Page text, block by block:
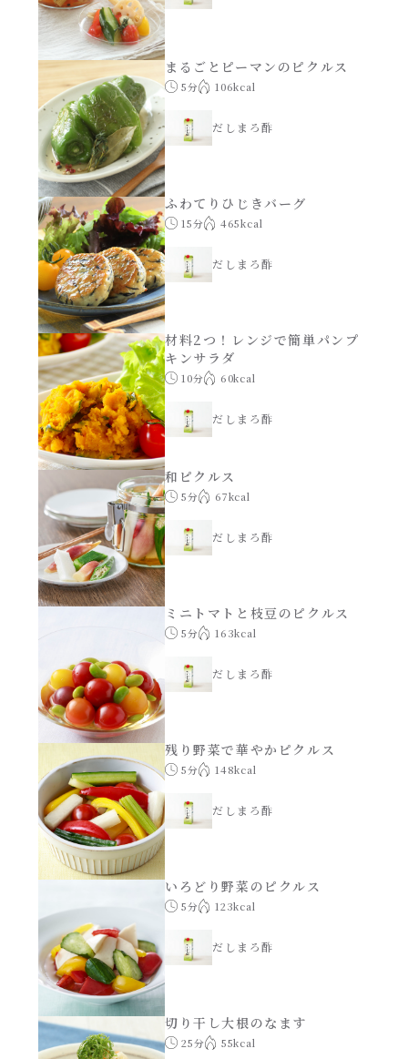
お弁当
お祝い
おつまみ/おやつ
主菜
副菜
ごはんもの
サラダ
スープ
本気中華
肉ピクキノピク
鍋
シャンタン粉末（シャンタンチーズニングを
含む）
パウチのまんまシリーズ
だしまろ麺
シャンタン鍋
おもてなし
BBQ/キャンプ
炊飯器
あえるハコネーゼペペロンチーノ
あえるハコネーゼたらこクリーム
シャンタンシリーズ
シャンタン粉末
創味のつゆ
創味のつゆあまくち
創味のつゆ減塩
京の和風だし
白だし
カレーだし
そうめんつゆ
すき焼のたれ
焼肉のたれ 初代
焼肉のたれ 二代目
やみつききゃべつの塩たれ
だしまろ酢
聖護院かぶらのもみじおろしぽん酢
ハコネーゼ 完熟トマト
ハコネーゼ 海老クリーム
ハコネーゼ ボロネーゼ
まるごとピーマンのピクルス
5分 106kcal
だしまろ酢
ふわてりひじきバーグ
15分 465kcal
だしまろ酢
材料2つ！レンジで簡単パンプ
キンサラダ
10分 60kcal
だしまろ酢
和ピクルス
5分 67kcal
だしまろ酢
ミニトマトと枝豆のピクルス
5分 163kcal
だしまろ酢
残り野菜で華やかピクルス
5分 148kcal
だしまろ酢
いろどり野菜のピクルス
5分 123kcal
だしまろ酢
切り干し大根のなます
25分 55kcal